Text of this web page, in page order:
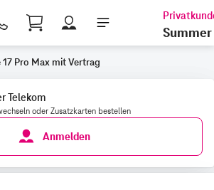
Shopping Cart
Summer
Pro Max mit Vertrag
Telekom
oder Zusatzkarten bestellen
Anmelden